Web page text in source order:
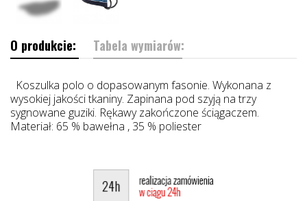
O produkcie: Tabela wymiarów:
Koszulka polo o dopasowanym fasonie. Wykonana z
wysokiej jakości tkaniny. Zapinana pod szyją na trzy
sygnowane guziki. Rękawy zakończone ściągaczem.
Materiał: 65 % bawełna , 35 % poliester